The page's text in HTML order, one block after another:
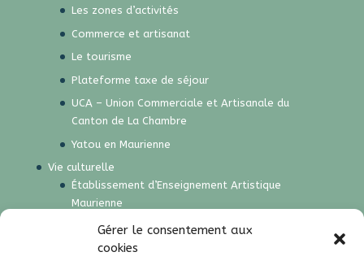
Gérer le consentement aux
cookies
Les zones d’activités
Commerce et artisanat
Le tourisme
Plateforme taxe de séjour
UCA – Union Commerciale et Artisanale du
Canton de La Chambre
Yatou en Maurienne
Vie culturelle
Établissement d’Enseignement Artistique
Maurienne
Les notes vagabondes
Partenaires